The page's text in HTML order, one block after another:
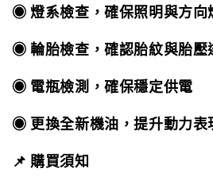
◉ 燈系檢查，確保照明與方向
◉ 輪胎檢查，確認胎紋與胎壓
◉ 電瓶檢測，確保穩定供電
◉ 更換全新機油，提升動力表
📌 購買須知